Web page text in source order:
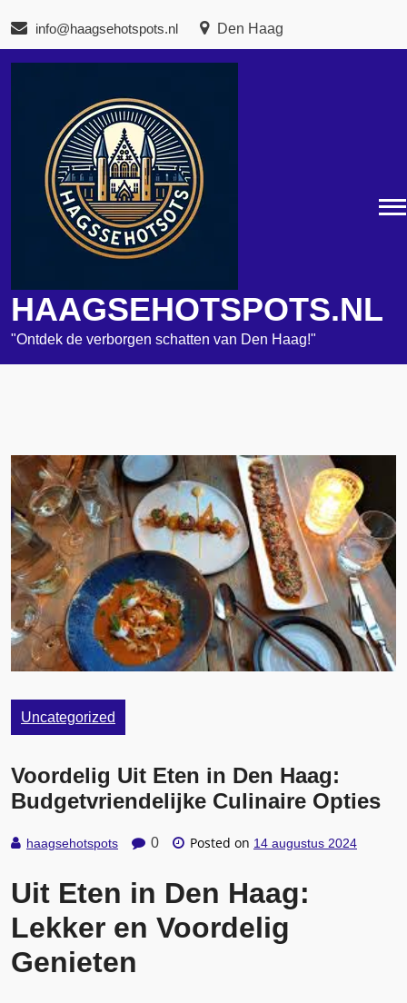
de
inhoud
info@haagsehotspots.nl Den Haag
HAAGSEHOTSPOTS.NL
"Ontdek de verborgen schatten van Den Haag!"
Uncategorized
Voordelig Uit Eten in Den Haag:
Budgetvriendelijke Culinaire Opties
haagsehotspots 0 Posted on 14 augustus 2024
Uit Eten in Den Haag:
Lekker en Voordelig
Genieten